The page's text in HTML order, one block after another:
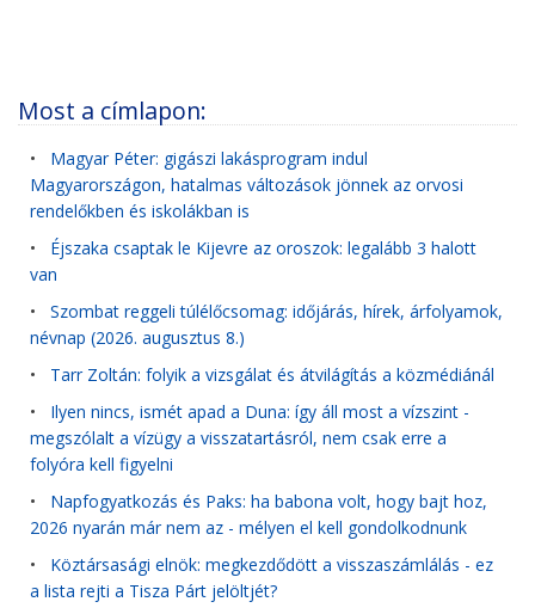
Most a címlapon:
• Magyar Péter: gigászi lakásprogram indul
Magyarországon, hatalmas változások jönnek az orvosi
rendelőkben és iskolákban is
• Éjszaka csaptak le Kijevre az oroszok: legalább 3 halott
van
• Szombat reggeli túlélőcsomag: időjárás, hírek, árfolyamok,
névnap (2026. augusztus 8.)
• Tarr Zoltán: folyik a vizsgálat és átvilágítás a közmédiánál
• Ilyen nincs, ismét apad a Duna: így áll most a vízszint -
megszólalt a vízügy a visszatartásról, nem csak erre a
folyóra kell figyelni
• Napfogyatkozás és Paks: ha babona volt, hogy bajt hoz,
2026 nyarán már nem az - mélyen el kell gondolkodnunk
• Köztársasági elnök: megkezdődött a visszaszámlálás - ez
a lista rejti a Tisza Párt jelöltjét?